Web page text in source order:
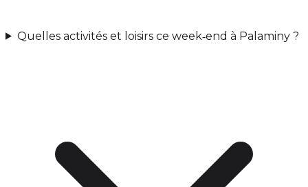
Quelles activités et loisirs ce week‑end à Palaminy ?